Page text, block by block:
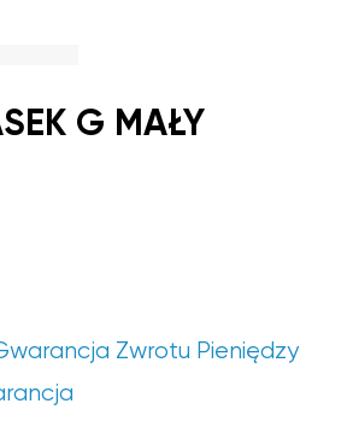
G MAŁY
Zwrotu Pieniędzy